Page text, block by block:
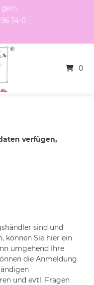
74-0
0
verfügen,
sind und
können Sie hier ein
umgehend Ihre
die Anmeldung
und evtl. Fragen